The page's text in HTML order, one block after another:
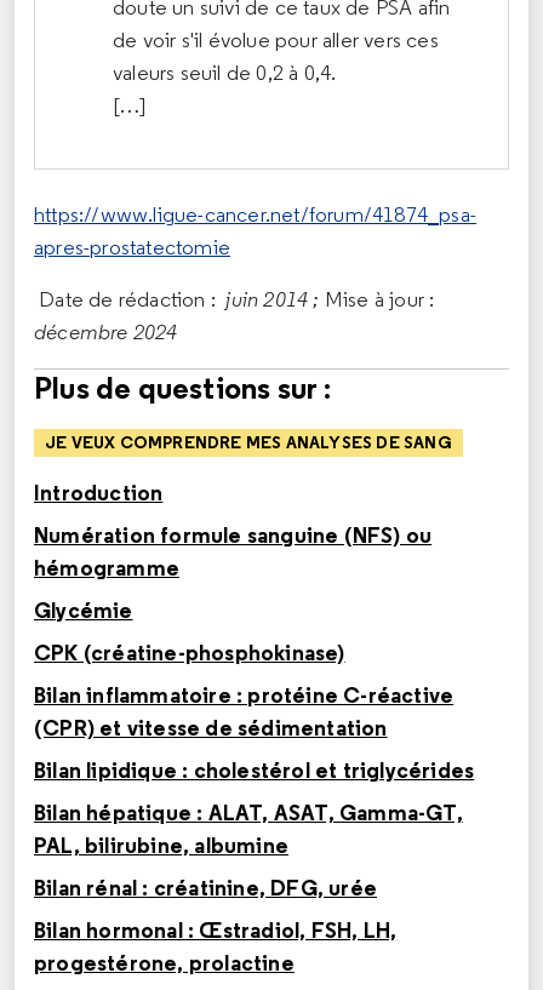
doute un suivi de ce taux de PSA afin
de voir s'il évolue pour aller vers ces
valeurs seuil de 0,2 à 0,4.
[…]
https://www.ligue-cancer.net/forum/41874_psa-
apres-prostatectomie
Date de rédaction : juin 2014 ; Mise à jour :
décembre 2024
Plus de questions sur :
JE VEUX COMPRENDRE MES ANALYSES DE SANG
Introduction
Numération formule sanguine (NFS) ou
hémogramme
Glycémie
CPK (créatine-phosphokinase)
Bilan inflammatoire : protéine C-réactive
(CPR) et vitesse de sédimentation
Bilan lipidique : cholestérol et triglycérides
Bilan hépatique : ALAT, ASAT, Gamma-GT,
PAL, bilirubine, albumine
Bilan rénal : créatinine, DFG, urée
Bilan hormonal : Œstradiol, FSH, LH,
progestérone, prolactine